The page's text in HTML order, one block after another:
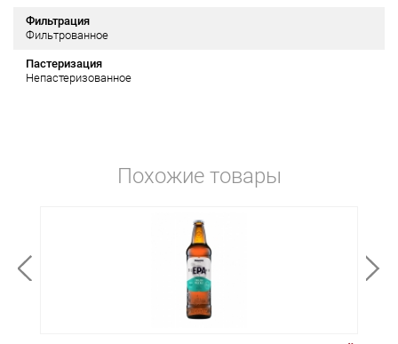
Фильтрация
Фильтрованное
Пастеризация
Непастеризованное
Похожие товары